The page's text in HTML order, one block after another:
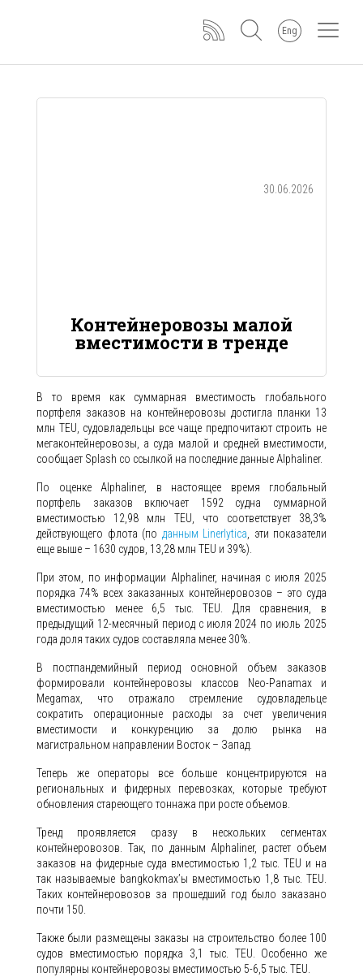
Eng
30.06.2026
Контейнеровозы малой
вместимости в тренде
В то время как суммарная вместимость глобального
портфеля заказов на контейнеровозы достигла планки 13
млн TEU, судовладельцы все чаще предпочитают строить не
мегаконтейнеровозы, а суда малой и средней вместимости,
сообщает Splash со ссылкой на последние данные Alphaliner.
По оценке Alphaliner, в настоящее время глобальный
портфель заказов включает 1592 судна суммарной
вместимостью 12,98 млн TEU, что соответствует 38,3%
действующего флота (по данным Linerlytica, эти показатели
еще выше – 1630 судов, 13,28 млн TEU и 39%).
При этом, по информации Alphaliner, начиная с июля 2025
порядка 74% всех заказанных контейнеровозов – это суда
вместимостью менее 6,5 тыс. TEU. Для сравнения, в
предыдущий 12-месячный период с июля 2024 по июль 2025
года доля таких судов составляла менее 30%.
В постпандемийный период основной объем заказов
формировали контейнеровозы классов Neo-Panamax и
Megamax, что отражало стремление судовладельце
сократить операционные расходы за счет увеличения
вместимости и конкуренцию за долю рынка на
магистральном направлении Восток – Запад.
Теперь же операторы все больше концентрируются на
региональных и фидерных перевозках, которые требуют
обновления стареющего тоннажа при росте объемов.
Тренд проявляется сразу в нескольких сегментах
контейнеровозов. Так, по данным Alphaliner, растет объем
заказов на фидерные суда вместимостью 1,2 тыс. TEU и на
так называемые bangkokmax’ы вместимостью 1,8 тыс. TEU.
Таких контейнеровозов за прошедший год было заказано
почти 150.
Также были размещены заказы на строительство более 100
судов вместимостью порядка 3,1 тыс. TEU. Особенно же
популярны контейнеровозы вместимостью 5-6,5 тыс. TEU.